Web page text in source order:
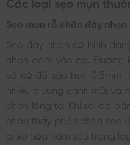
Sẹo mụn rỗ chân đáy nhọn
Sẹo đáy nhọn có hình
nhọn đâm vào da. Đường
và có độ sâu hơn
nhiều ở vùng cánh mũi và
chân lông to. Khi soi da
nhận thấy phần chân sẹo
bị xơ hóa nằm sâu trong